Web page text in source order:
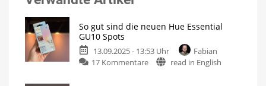
So gut sind die neuen Hue Essential
GU10 Spots
13.09.2025 - 13:53 Uhr
Fabian
17 Kommentarezu
read in English